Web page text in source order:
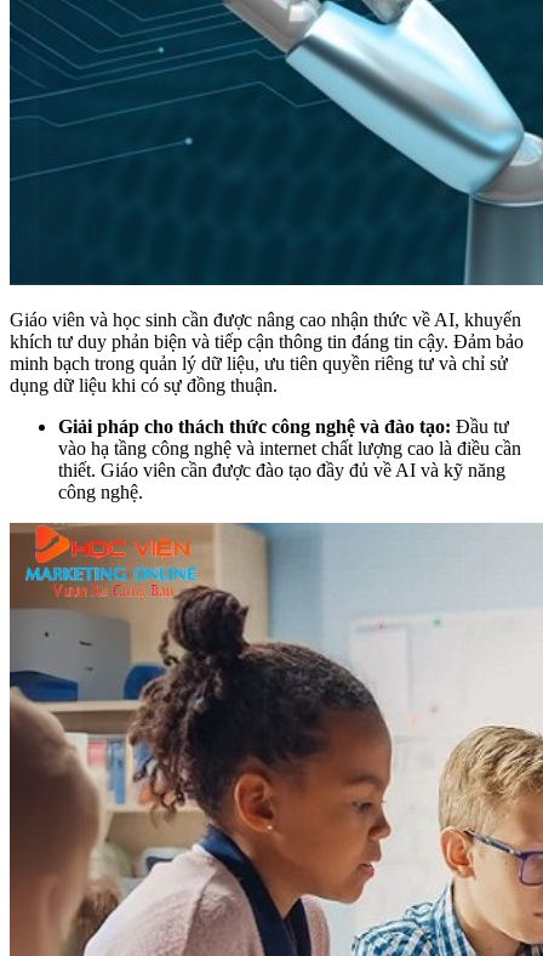
Giáo viên và học sinh cần được nâng cao nhận thức về AI, khuyến
khích tư duy phản biện và tiếp cận thông tin đáng tin cậy. Đảm bảo
minh bạch trong quản lý dữ liệu, ưu tiên quyền riêng tư và chỉ sử
dụng dữ liệu khi có sự đồng thuận.
Giải pháp cho thách thức công nghệ và đào tạo: Đầu tư
vào hạ tầng công nghệ và internet chất lượng cao là điều cần
thiết. Giáo viên cần được đào tạo đầy đủ về AI và kỹ năng
công nghệ.